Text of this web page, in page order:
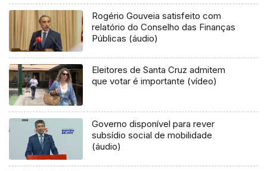
Rogério Gouveia satisfeito com
relatório do Conselho das Finanças
Públicas (áudio)
Eleitores de Santa Cruz admitem
que votar é importante (vídeo)
Governo disponível para rever
subsídio social de mobilidade
(áudio)